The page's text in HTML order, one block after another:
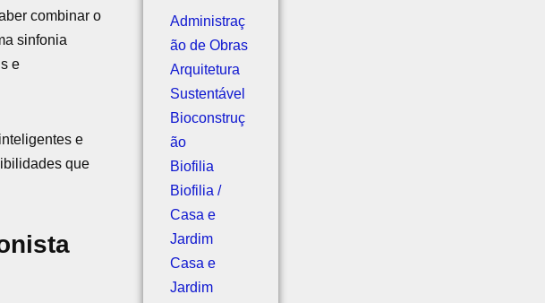
combinar o
sinfonia
e
e
que
Administraç
ão de Obras
Arquitetura
Sustentável
Bioconstruç
ão
Biofilia
Biofilia /
Casa e
Jardim
Casa e
Jardim